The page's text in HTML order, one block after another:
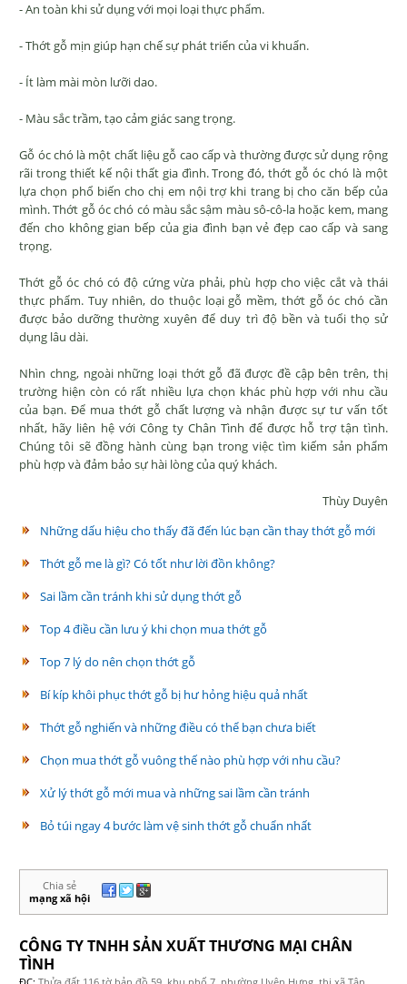
- An toàn khi sử dụng với mọi loại thực phẩm.
- Thớt gỗ mịn giúp hạn chế sự phát triển của vi khuẩn.
- Ít làm mài mòn lưỡi dao.
- Màu sắc trầm, tạo cảm giác sang trọng.
Gỗ óc chó là một chất liệu gỗ cao cấp và thường được sử dụng rộng
rãi trong thiết kế nội thất gia đình. Trong đó, thớt gỗ óc chó là một
lựa chọn phổ biến cho chị em nội trợ khi trang bị cho căn bếp của
mình. Thớt gỗ óc chó có màu sắc sậm màu sô-cô-la hoặc kem, mang
đến cho không gian bếp của gia đình bạn vẻ đẹp cao cấp và sang
trọng.
Thớt gỗ óc chó có độ cứng vừa phải, phù hợp cho việc cắt và thái
thực phẩm. Tuy nhiên, do thuộc loại gỗ mềm, thớt gỗ óc chó cần
được bảo dưỡng thường xuyên để duy trì độ bền và tuổi thọ sử
dụng lâu dài.
Nhìn chng, ngoài những loại thớt gỗ đã được đề cập bên trên, thị
trường hiện còn có rất nhiều lựa chọn khác phù hợp với nhu cầu
của bạn. Để mua thớt gỗ chất lượng và nhận được sự tư vấn tốt
nhất, hãy liên hệ với Công ty Chân Tình để được hỗ trợ tận tình.
Chúng tôi sẽ đồng hành cùng bạn trong việc tìm kiếm sản phẩm
phù hợp và đảm bảo sự hài lòng của quý khách.
Thùy Duyên
Những dấu hiệu cho thấy đã đến lúc bạn cần thay thớt gỗ mới
Thớt gỗ me là gì? Có tốt như lời đồn không?
Sai lầm cần tránh khi sử dụng thớt gỗ
Top 4 điều cần lưu ý khi chọn mua thớt gỗ
Top 7 lý do nên chọn thớt gỗ
Bí kíp khôi phục thớt gỗ bị hư hỏng hiệu quả nhất
Thớt gỗ nghiến và những điều có thể bạn chưa biết
Chọn mua thớt gỗ vuông thế nào phù hợp với nhu cầu?
Xử lý thớt gỗ mới mua và những sai lầm cần tránh
Bỏ túi ngay 4 bước làm vệ sinh thớt gỗ chuẩn nhất
Chia sẻ
mạng xã hội
CÔNG TY TNHH SẢN XUẤT THƯƠNG MẠI CHÂN
TÌNH